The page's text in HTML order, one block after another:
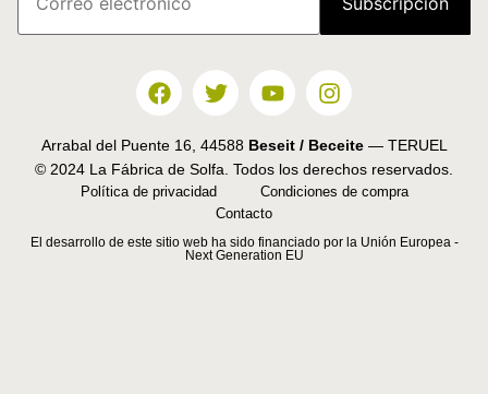
Arrabal del Puente 16, 44588 Beseit / Beceite— TERUEL
© 2024 La Fábrica de Solfa. Todos los derechos reservados.
Política de privacidad
Condiciones de compra
Contacto
El desarrollo de este sitio web ha sido financiado por la Unión Europea -
Next Generation EU